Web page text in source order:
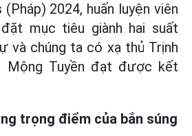
2024, huấn luyện viên
đặt mục tiêu giành hai suất
và chúng ta có xạ thủ Trịnh
Mộng Tuyền đạt được kết
trọng điểm của bắn súng